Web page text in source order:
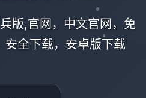
版,官网，中文官网，免
安全下载，安卓版下载